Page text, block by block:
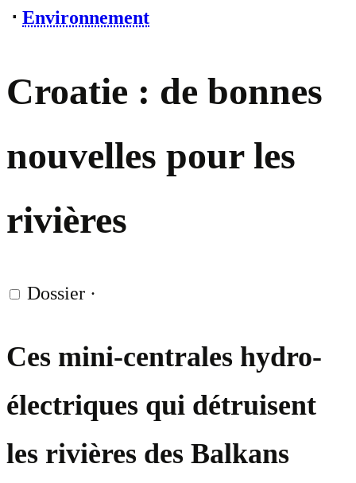
⋅ Environnement
Croatie : de bonnes
nouvelles pour les
rivières
Dossier ·
Ces mini-centrales hydro-
électriques qui détruisent
les rivières des Balkans